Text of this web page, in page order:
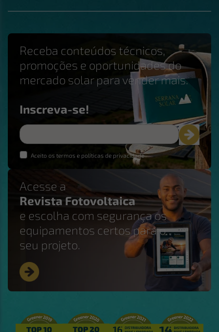
Receba conteúdos técnicos,
promoções e oportunidades do
mercado solar para vender mais.
Inscreva-se!
Aceito os termos e políticas de privacidade
Acesse a
Revista Fotovoltaica
e escolha com segurança os
equipamentos certos para o
seu projeto.